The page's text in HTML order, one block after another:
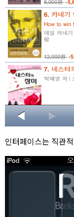
인터페이스는 직관